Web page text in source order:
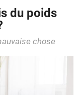
du poids
chose